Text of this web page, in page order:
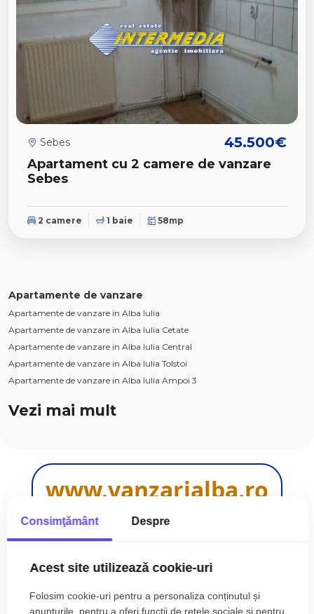
Apartament cu 2 camere de vanzare
Sebes
Sebes 45.500€
2 camere 1 baie 58mp
Apartamente de vanzare
Apartamente de vanzare in Alba Iulia
Apartamente de vanzare in Alba Iulia Cetate
Apartamente de vanzare in Alba Iulia Central
Apartamente de vanzare in Alba Iulia Tolstoi
Apartamente de vanzare in Alba Iulia Ampoi 3
Apartamente de vanzare in Sebes
Apartamente de vanzare in Alba Iulia Est
Case de vanzare
Case de vanzare in Alba Iulia
Case de vanzare in Alba Iulia Cetate
Case de vanzare in Alba Iulia Ampoi 3
Case de vanzare in Alba Iulia Barabant
Vezi mai mult
www.vanzarialba.ro
INTERMEDIA- de28 de
facem imobiliare impreună !
Consimţământ Despre
Acest site utilizează cookie-uri
Folosim cookie-uri pentru a personaliza conținutul și
anunțurile, pentru a oferi funcţii de rețele sociale și pentru